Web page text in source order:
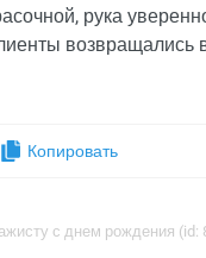
рука
возвращались
Копировать
с днем рождения (id: